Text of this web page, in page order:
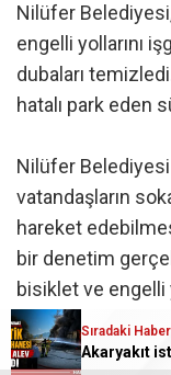
Nilüfer
engelli yollarını
dubaları
hatalı park eden
Nilüfer
vatandaşların
hareket
bir denetim
bisiklet ve engelli
reklam tabelaları,
tarafından
Sıradaki Haber